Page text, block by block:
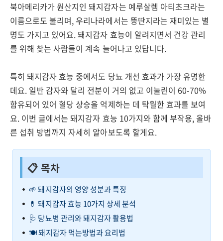
북아메리카가 원산지인 돼지감자는 예루살렘 아티초크라는
이름으로도 불리며, 우리나라에서는 뚱딴지라는 재미있는 별
명도 가지고 있어요. 돼지감자 효능이 알려지면서 건강 관리
를 위해 찾는 사람들이 계속 늘어나고 있답니다.
특히 돼지감자 효능 중에서도 당뇨 개선 효과가 가장 유명한
데요. 일반 감자와 달리 전분이 거의 없고 이눌린이 60-70%
함유되어 있어 혈당 상승을 억제하는 데 탁월한 효과를 보여
요. 이번 글에서는 돼지감자 효능 10가지와 함께 부작용, 올바
른 섭취 방법까지 자세히 알아보도록 할게요.
📋 목차
🌱 돼지감자의 영양 성분과 특징
💊 돼지감자 효능 10가지 상세 분석
🩺 당뇨병 관리와 돼지감자 활용법
🍽️ 돼지감자 먹는방법과 요리법